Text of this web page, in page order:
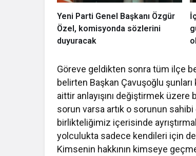
Yeni Parti Genel Başkanı Özgür
Özel, komisyonda sözlerini
duyuracak
Göreve geldikten sonra tüm ilçe
belirten Başkan Çavuşoğlu
aittir anlayışını değiştirmek
sorun varsa artık o sorunun
birlikteliğimiz içerisinde
yolculukta sadece kendileri için
Kimsenin hakkının kimseye